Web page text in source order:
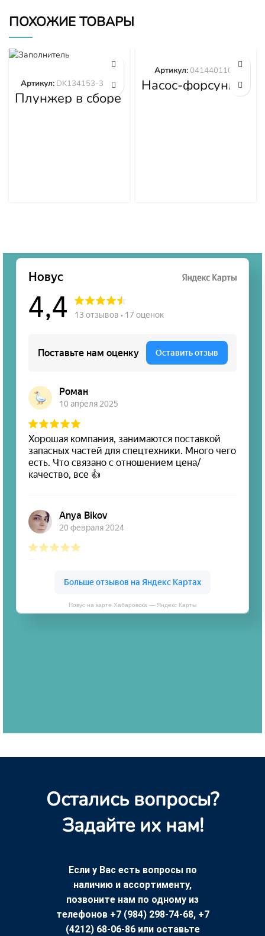
ПОХОЖИЕ ТОВАРЫ
Плунжер в сборе
DK134153-3520
Артикул: DK134153-3520 Насос-форсунка
0414401105
Артикул:0414401105
Новус на карте Хабаровска — Яндекс Карты
Остались вопросы?
Задайте их нам!
Если у Вас есть вопросы по
наличию и ассортименту,
позвоните нам по одному из
телефонов +7 (984) 298-74-68, +7
(4212) 68-06-86 или оставьте